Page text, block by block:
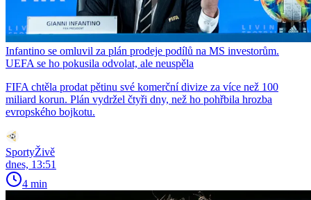
Infantino se omluvil za plán prodeje podílů na MS investorům.
UEFA se ho pokusila odvolat, ale neuspěla
FIFA chtěla prodat pětinu své komerční divize za více než 100
miliard korun. Plán vydržel čtyři dny, než ho pohřbila hrozba
evropského bojkotu.
SportyŽivě
dnes, 13:51
4 min